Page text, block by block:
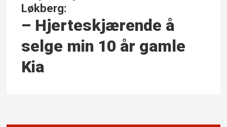
Løkberg:
– Hjerte­skjærende å
selge min 10 år gamle
Kia